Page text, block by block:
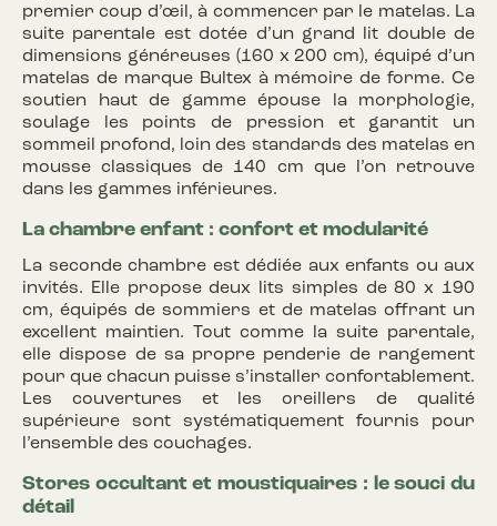
premier coup d’œil, à commencer par le matelas. La
suite parentale est dotée d’un grand lit double de
dimensions généreuses (160 x 200 cm), équipé d’un
matelas de marque Bultex à mémoire de forme. Ce
soutien haut de gamme épouse la morphologie,
soulage les points de pression et garantit un
sommeil profond, loin des standards des matelas en
mousse classiques de 140 cm que l’on retrouve
dans les gammes inférieures.
La chambre enfant : confort et modularité
La seconde chambre est dédiée aux enfants ou aux
invités. Elle propose deux lits simples de 80 x 190
cm, équipés de sommiers et de matelas offrant un
excellent maintien. Tout comme la suite parentale,
elle dispose de sa propre penderie de rangement
pour que chacun puisse s’installer confortablement.
Les couvertures et les oreillers de qualité
supérieure sont systématiquement fournis pour
l’ensemble des couchages.
Stores occultant et moustiquaires : le souci du
détail